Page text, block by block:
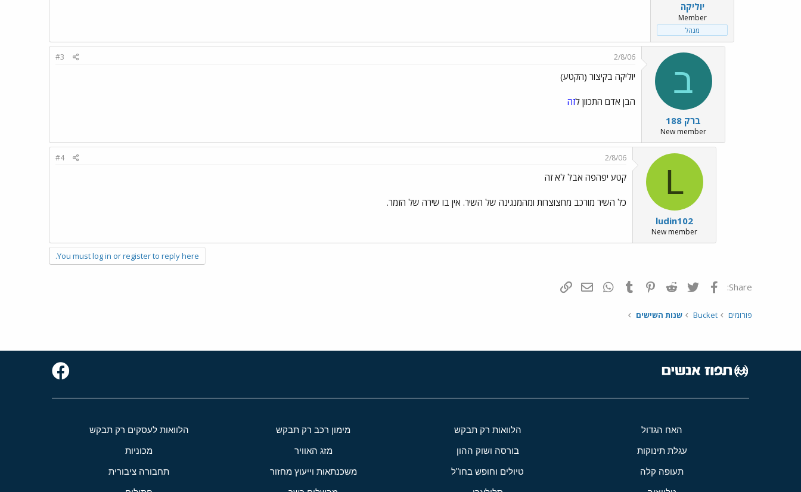
יוליקה
Member
מנהל
ב
ברק 188
New member
2/8/06
#3
יוליקה בקיצור (הקטע)
הבן אדם התכוון לזה
L
ludin102
New member
2/8/06
#4
קטע יפהפה אבל לא זה
כל השיר מורכב מחצוצרות ומהמנגינה של השיר. אין בו שירה של הזמר.
You must log in or register to reply here.
Share: פייסבוק Twitter
Reddit
Pinterest
Tumblr
WhatsAppדואר אלקטרוני
פורומים Bucket שנות השישים
האח הגדול הלוואות רק תבקש מימון רכב רק תבקש הלוואות לעסקים רק תבקש
עגלת תינוקות בורסה ושוק ההון מזג האוויר מכוניות
תעופה קלה טיולים וחופש בחו"ל משכנתאות וייעוץ מחזור תחבורה ציבורית